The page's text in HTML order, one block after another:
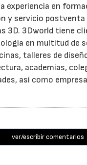
experiencia en
y servicio postventa
3D. 3Dworld tiene
en multitud de
talleres de
academias,
así como
ver/escribir comentarios